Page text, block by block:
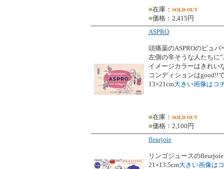
■在庫：
■価格：2,415円
ASPRO
頭痛薬のASPROのビュバ
左側の辛そうな人たちに
イメージカラーはきれい
コンディションはgood!!
13×21cm大きい画像はコ
■在庫：
■価格：2,100円
fleurjoie
リンゴジュースの
21×13.5cm大きい画像は